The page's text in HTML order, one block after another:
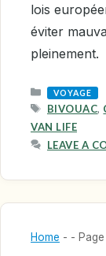
lois
éviter
pleinement.
VOYAGE
TAGS
BIVOUAC,
VAN LIFE
LEAVE A
Home - -